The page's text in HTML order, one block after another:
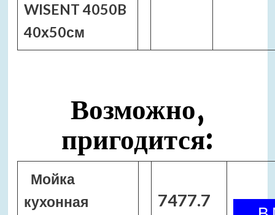
WISENT 4050B
40х50см
Возможно,
пригодится:
Мойка
кухонная
7477.7